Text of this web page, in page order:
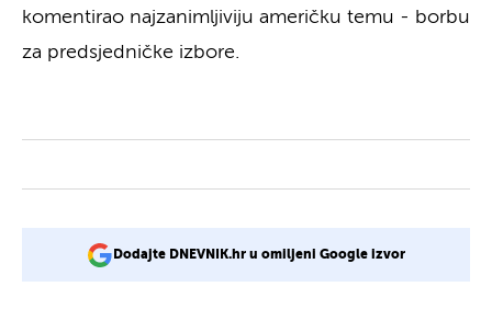
komentirao najzanimljiviju američku temu - borbu
za predsjedničke izbore.
Dodajte DNEVNIK.hr u omiljeni Google izvor